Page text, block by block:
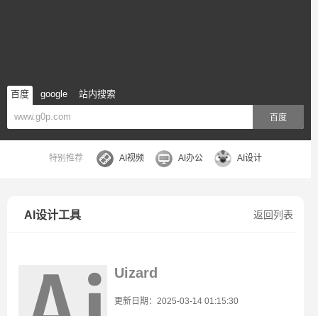
百度 google 站内搜索
百度
特别推荐 AI视频 AI办公 AI设计
返回列表
AI设计工具
Uizard
更新日期：2025-03-14 01:15:30